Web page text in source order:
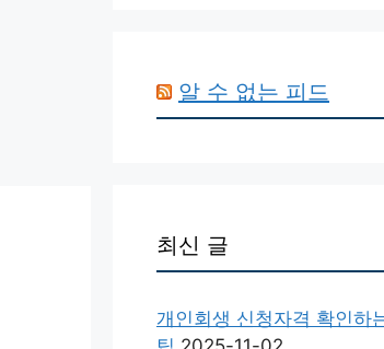
알 수 없는 피드
최신 글
개인회생 신청자격 확인하